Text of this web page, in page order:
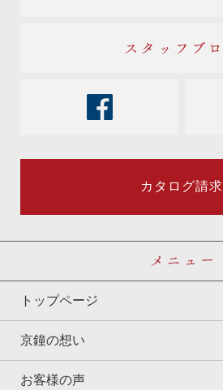
カタログ請求
トップページ
京鐘の想い
お客様の声